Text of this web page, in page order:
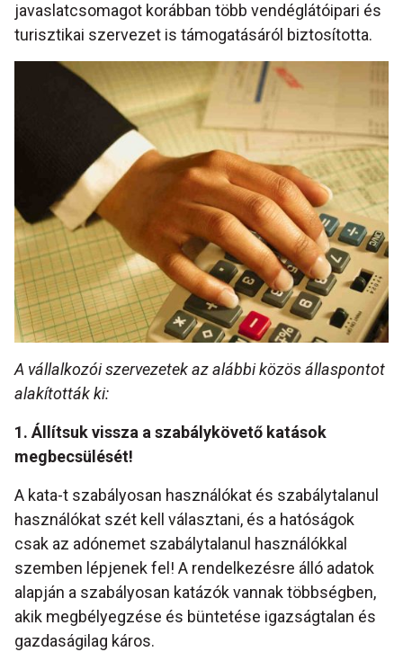
javaslatcsomagot korábban több vendéglátóipari és
turisztikai szervezet is támogatásáról biztosította.
A vállalkozói szervezetek az alábbi közös állaspontot
alakították ki:
1. Állítsuk vissza a szabálykövető katások
megbecsülését!
A kata-t szabályosan használókat és szabálytalanul
használókat szét kell választani, és a hatóságok
csak az adónemet szabálytalanul használókkal
szemben lépjenek fel! A rendelkezésre álló adatok
alapján a szabályosan katázók vannak többségben,
akik megbélyegzése és büntetése igazságtalan és
gazdaságilag káros.